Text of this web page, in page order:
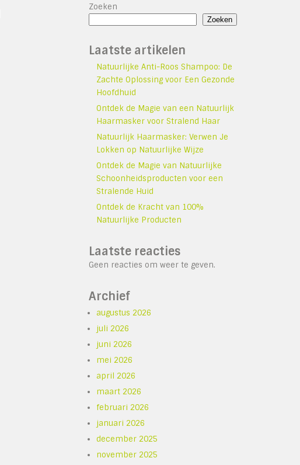
Zoeken
Zoeken
Laatste artikelen
Natuurlijke Anti-Roos Shampoo: De
Zachte Oplossing voor Een Gezonde
Hoofdhuid
Ontdek de Magie van een Natuurlijk
Haarmasker voor Stralend Haar
Natuurlijk Haarmasker: Verwen Je
Lokken op Natuurlijke Wijze
Ontdek de Magie van Natuurlijke
Schoonheidsproducten voor een
Stralende Huid
Ontdek de Kracht van 100%
Natuurlijke Producten
Laatste reacties
Geen reacties om weer te geven.
Archief
augustus 2026
juli 2026
juni 2026
mei 2026
april 2026
maart 2026
februari 2026
januari 2026
december 2025
november 2025